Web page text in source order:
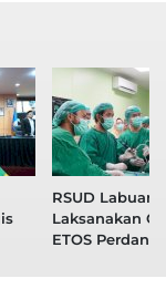
RSUD
Laksanakan
ETOS Perdana,